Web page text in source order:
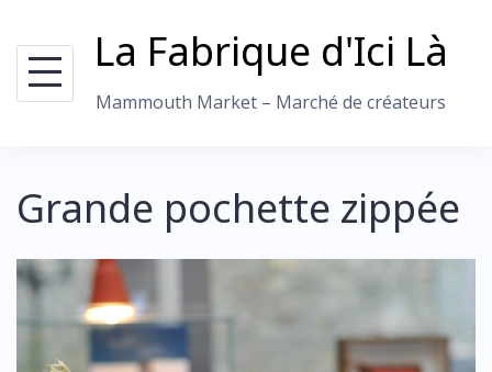
to
content
La Fabrique d'Ici Là
Mammouth Market – Marché de créateurs
Grande pochette zippée